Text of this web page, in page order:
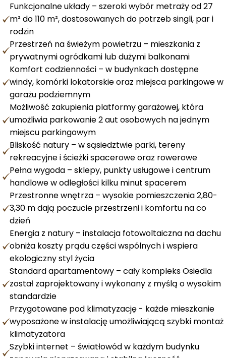
Funkcjonalne układy – szeroki wybór metraży od 27
m² do 110 m², dostosowanych do potrzeb singli, par i
rodzin
Przestrzeń na świeżym powietrzu – mieszkania z
prywatnymi ogródkami lub dużymi balkonami
Komfort codzienności – w budynkach dostępne
windy, komórki lokatorskie oraz miejsca parkingowe w
garażu podziemnym
Możliwość zakupienia platformy garażowej, która
umożliwia parkowanie 2 aut osobowych na jednym
miejscu parkingowym
Bliskość natury – w sąsiedztwie parki, tereny
rekreacyjne i ścieżki spacerowe oraz rowerowe
Pełna wygoda – sklepy, punkty usługowe i centrum
handlowe w odległości kilku minut spacerem
Przestronne wnętrza – wysokie pomieszczenia 2,80-
3,30 m dają poczucie przestrzeni i komfortu na co
dzień
Energia z natury – instalacja fotowoltaiczna na dachu
obniża koszty prądu części wspólnych i wspiera
ekologiczny styl życia
Standard apartamentowy – cały kompleks Osiedla
został zaprojektowany i wykonany z myślą o wysokim
standardzie
Przygotowane pod klimatyzację - każde mieszkanie
wyposażone w instalację umożliwiającą szybki montaż
klimatyzatora
Szybki internet – światłowód w każdym budynku